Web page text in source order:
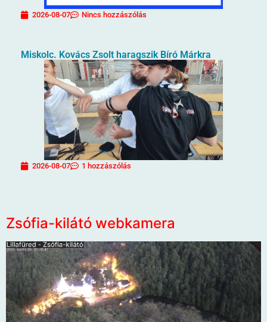
2026-08-07 Nincs hozzászólás
Miskolc. Kovács Zsolt haragszik Bíró Márkra
2026-08-07 1 hozzászólás
Zsófia-kilátó webkamera